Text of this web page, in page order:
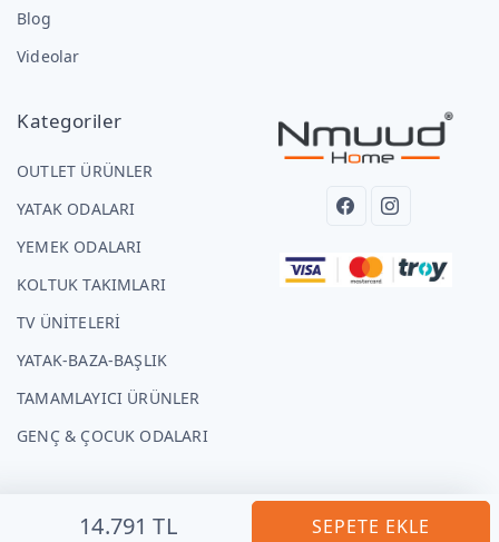
14.791 TL SEPETE EKLE
Blog
Videolar
Kategoriler
OUTLET ÜRÜNLER
YATAK ODALARI
YEMEK ODALARI
KOLTUK TAKIMLARI
TV ÜNİTELERİ
YATAK-BAZA-BAŞLIK
TAMAMLAYICI ÜRÜNLER
GENÇ & ÇOCUK ODALARI